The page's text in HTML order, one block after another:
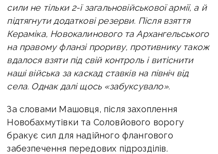
сили не тільки 2-ї загальновійськової армії, а й
підтягнути додаткові резерви. Після взяття
Кераміка, Новокалинового та Архангельського
на правому фланзі прориву, противнику також
вдалося взяти під свій контроль і витіснити
наші війська за каскад ставків на північ від
села. Однак далі щось «забуксувало».
За словами Машовця, після захоплення
Новобахмутівки та Соловйового ворогу
бракує сил для надійного флангового
забезпечення передових підрозділів.